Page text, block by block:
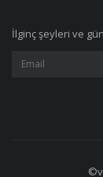
İlginç şeyleri ve